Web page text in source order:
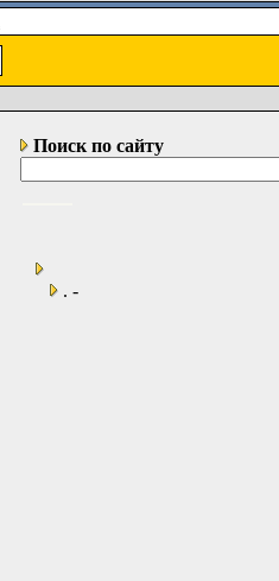
Поиск по сайту
. -